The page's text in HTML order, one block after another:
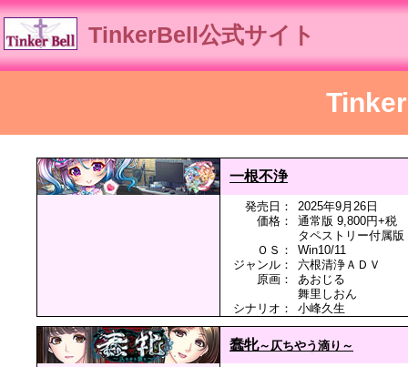
TinkerBell公式サイト
一根不浄
発売日：
2025年9月26日
価格：
通常版 9,800円+税
タペストリー付属
ＯＳ：
Win10/11
ジャンル：
六根清浄ＡＤＶ
原画：
あおじる
舞里しおん
シナリオ：
小峰久生
蠢牝～仄ちやう滴り～